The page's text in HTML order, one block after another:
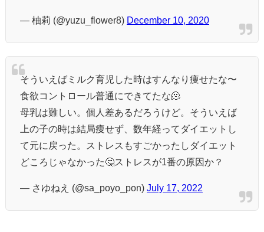
— 柚莉 (@yuzu_flower8) December 10, 2020
そういえばミルク育児した時はすんなり痩せたな〜
食欲コントロール普通にできてたな🫠
母乳は難しい。個人差あるだろうけど。そういえば
上の子の時は結局痩せず、数年経ってダイエットし
て元に戻った。ストレスもすごかったしダイエット
どころじゃなかった🤔ストレスが1番の原因か？
— さゆねえ (@sa_poyo_pon) July 17, 2022